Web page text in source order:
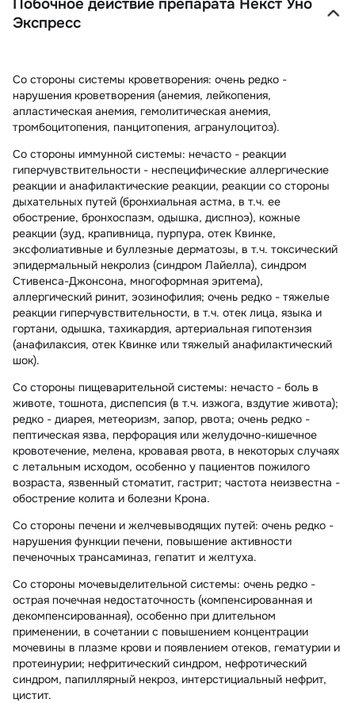
Побочное действие препарата Некст Уно
Экспресс
Со стороны системы кроветворения: очень редко -
нарушения кроветворения (анемия, лейкопения,
апластическая анемия, гемолитическая анемия,
тромбоцитопения, панцитопения, агранулоцитоз).
Со стороны иммунной системы: нечасто - реакции
гиперчувствительности - неспецифические аллергические
реакции и анафилактические реакции, реакции со стороны
дыхательных путей (бронхиальная астма, в т.ч. ее
обострение, бронхоспазм, одышка, диспноэ), кожные
реакции (зуд, крапивница, пурпура, отек Квинке,
эксфолиативные и буллезные дерматозы, в т.ч. токсический
эпидермальный некролиз (синдром Лайелла), синдром
Стивенса-Джонсона, многоформная эритема),
аллергический ринит, эозинофилия; очень редко - тяжелые
реакции гиперчувствительности, в т.ч. отек лица, языка и
гортани, одышка, тахикардия, артериальная гипотензия
(анафилаксия, отек Квинке или тяжелый анафилактический
шок).
Со стороны пищеварительной системы: нечасто - боль в
животе, тошнота, диспепсия (в т.ч. изжога, вздутие живота);
редко - диарея, метеоризм, запор, рвота; очень редко -
пептическая язва, перфорация или желудочно-кишечное
кровотечение, мелена, кровавая рвота, в некоторых случаях
с летальным исходом, особенно у пациентов пожилого
возраста, язвенный стоматит, гастрит; частота неизвестна -
обострение колита и болезни Крона.
Со стороны печени и желчевыводящих путей: очень редко -
нарушения функции печени, повышение активности
печеночных трансаминаз, гепатит и желтуха.
Со стороны мочевыделительной системы: очень редко -
острая почечная недостаточность (компенсированная и
декомпенсированная), особенно при длительном
применении, в сочетании с повышением концентрации
мочевины в плазме крови и появлением отеков, гематурии и
протеинурии; нефритический синдром, нефротический
синдром, папиллярный некроз, интерстициальный нефрит,
цистит.